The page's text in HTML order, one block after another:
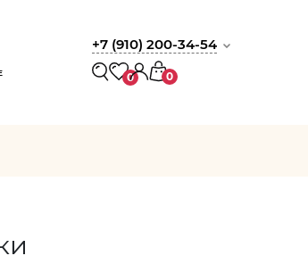
+7 (910) 200-34-54
0 0